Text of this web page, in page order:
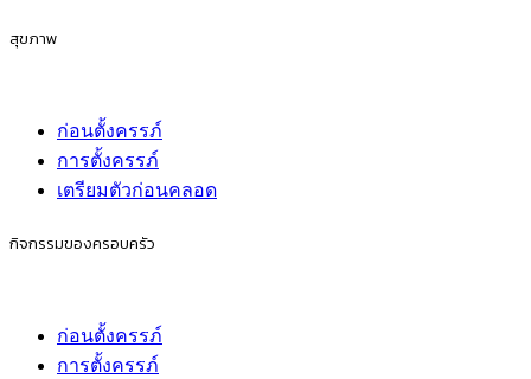
สุขภาพ
ก่อนตั้งครรภ์
การตั้งครรภ์
เตรียมตัวก่อนคลอด
กิจกรรมของครอบครัว
ก่อนตั้งครรภ์
การตั้งครรภ์